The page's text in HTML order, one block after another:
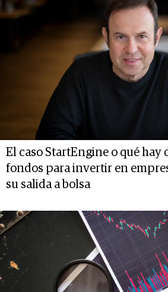
El caso StartEngine o qué hay
fondos para invertir en
su salida a bolsa